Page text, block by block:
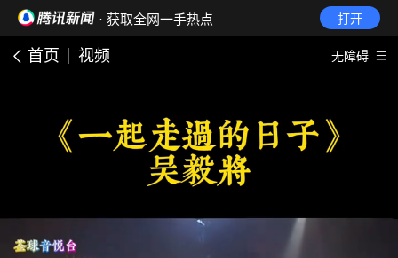
· 获取全网一手热点 打开
首页 视频 无障碍